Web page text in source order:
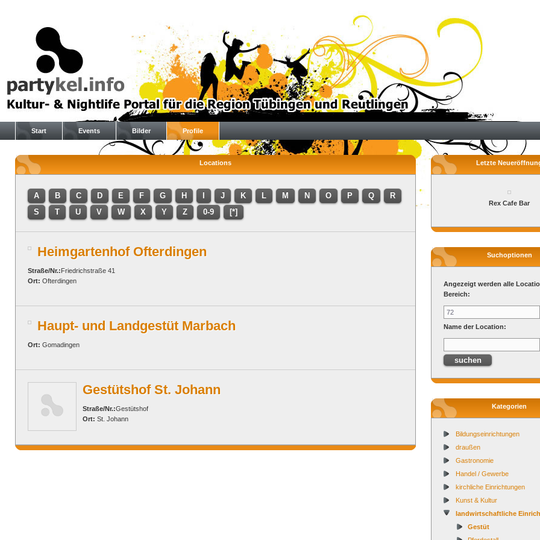
Start Events Bilder Profile
Locations
A B C D E F G H J K L M N O P Q
R
S
T U V W X Y Z 0-9 [*]
Heimgartenhof Ofterdingen
Straße/Nr.:Friedrichstraße 41
Ort: Ofterdingen
Haupt- und Landgestüt Marbach
Ort: Gomadingen
Gestütshof St. Johann
Straße/Nr.:Gestütshof
Ort: St. Johann
Letzte
Rex Cafe Bar
Suchoptionen
Angezeigt werden alle
Bereich:
Name der Location:
Kategorien
Bildungseinrichtungen
draußen
Gastronomie
Handel / Gewerbe
kirchliche Einrichtungen
Kunst & Kultur
landwirtschaftliche
Gestüt